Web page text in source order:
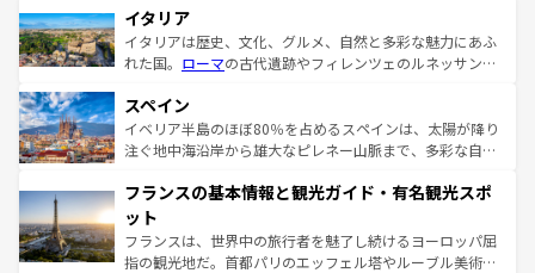
イタリア
イタリアは歴史、文化、グルメ、自然と多彩な魅力にあふ
れた国。 ローマの古代遺跡やフィレンツェのルネッサンス
ろん、トスカーナの美しい田園風景やアマルフィ海岸の絶
景など、自然景観も見逃せない。観光の合間には、本場の
ピザやパスタなど、絶品のイタリア料理を堪能することも
ませてくれるイタリアで、忘れられない旅をしてみよう！
なお、新着のイタリア情報は
しい。
スペイン
イベリア半島のほぼ80％を占めるスペインは、太陽が降り
注ぐ地中海沿岸から雄大なピレネー山脈まで、多彩な自然
文化が根付くこの国では、情熱的なフラメンコ、熱気あふ
れる闘牛、そして美味しいタパスが生活の一部となってい
る。首都マドリードの洗練された雰囲気や、バルセロナの
アートに溢れた街角から、地方では古代ローマ遺跡や中世
フランスの基本情報と観光ガイド・有名観光スポ
ット
フランスは、世界中の旅行者を魅了し続けるヨーロッパ屈
指の観光地だ。首都パリのエッフェル塔やルーブル美術館